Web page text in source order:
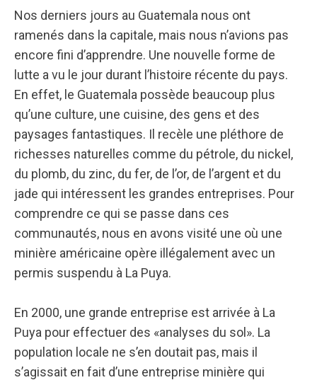
Nos derniers jours au Guatemala nous ont
ramenés dans la capitale, mais nous n’avions pas
encore fini d’apprendre. Une nouvelle forme de
lutte a vu le jour durant l’histoire récente du pays.
En effet, le Guatemala possède beaucoup plus
qu’une culture, une cuisine, des gens et des
paysages fantastiques. Il recèle une pléthore de
richesses naturelles comme du pétrole, du nickel,
du plomb, du zinc, du fer, de l’or, de l’argent et du
jade qui intéressent les grandes entreprises. Pour
comprendre ce qui se passe dans ces
communautés, nous en avons visité une où une
minière américaine opère illégalement avec un
permis suspendu à La Puya.
En 2000, une grande entreprise est arrivée à La
Puya pour effectuer des «analyses du sol». La
population locale ne s’en doutait pas, mais il
s’agissait en fait d’une entreprise minière qui